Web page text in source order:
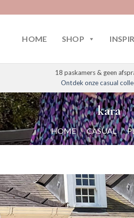
HOME SHOP
18 paskamers & geen
Ontdek onze casual
kara
HOME / CASUAL /